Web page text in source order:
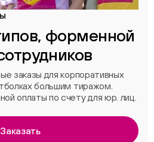
форменной
заказы для корпоративных
большим тиражом.
оплаты по счету для юр. лиц.
Заказать